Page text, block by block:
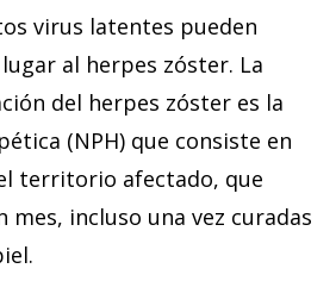
virus latentes pueden
al herpes zóster. La
del herpes zóster es la
(NPH) que consiste en
territorio afectado, que
mes, incluso una vez curadas